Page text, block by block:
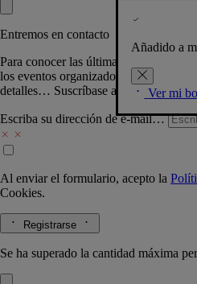
Añadido a
Ver mi
Entremos en contacto
Para conocer las últimas creaciones
los eventos organizados por Diptyque
detalles… Suscríbase a nuestra
Escriba su dirección de e-mail…
Al enviar el formulario, acepto la
Cookies.
Registrarse
Se ha superado la cantidad máxima